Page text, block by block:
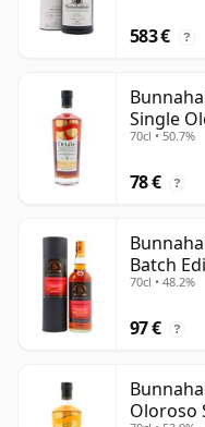
583 € ?
Single
años
70cl • 50.7%
78 € ?
Batch
años
70cl • 48.2%
97 € ?
Oloroso